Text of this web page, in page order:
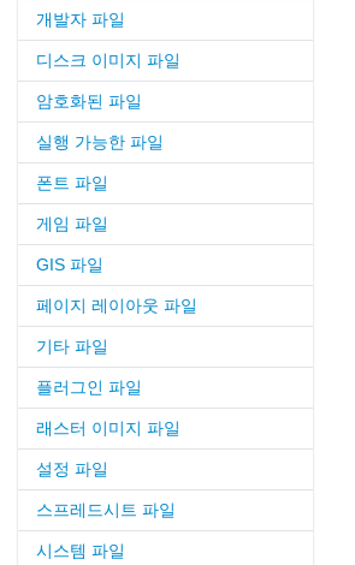
개발자 파일
디스크 이미지 파일
암호화된 파일
실행 가능한 파일
폰트 파일
게임 파일
GIS 파일
페이지 레이아웃 파일
기타 파일
플러그인 파일
래스터 이미지 파일
설정 파일
스프레드시트 파일
시스템 파일